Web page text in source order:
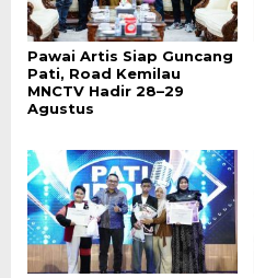
Pawai Artis Siap Guncang
Pati, Road Kemilau
MNCTV Hadir 28–29
Agustus